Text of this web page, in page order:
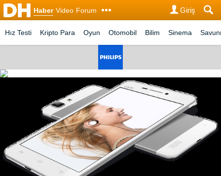
Haber Video Forum Giriş
Hız Testi Kripto Para Oyun Otomobil Bilim Sinema